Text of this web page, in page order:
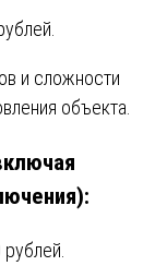
и сложности
объекта.
: